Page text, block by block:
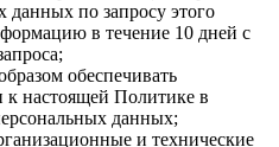
данных по запросу этого
в течение 10 дней с
обеспечивать
к настоящей Политике в
данных;
и технические